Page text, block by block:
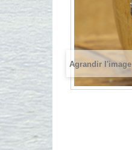
Agrandir l'image